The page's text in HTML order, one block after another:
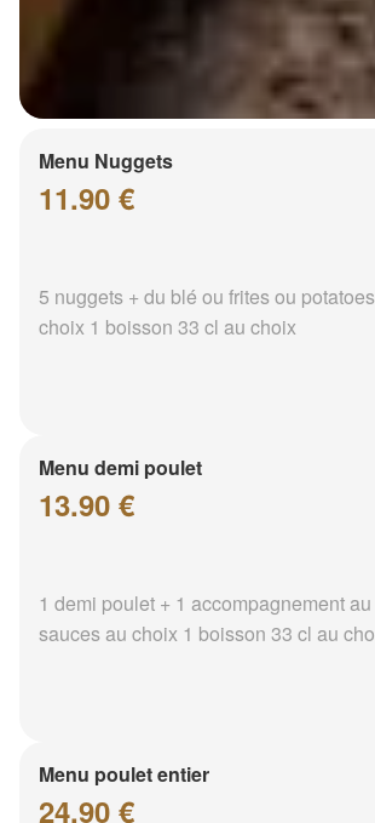
Menu Nuggets
11.90 €
5 nuggets + du blé ou frites ou
choix 1 boisson 33 cl au choix
Menu demi poulet
13.90 €
1 demi poulet + 1 accompagnement
sauces au choix 1 boisson 33 cl au
Menu poulet entier
24.90 €